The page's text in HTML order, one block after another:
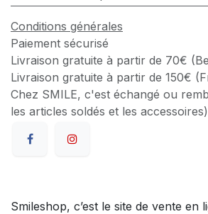
Conditions générales
Paiement sécurisé
Livraison gratuite à partir de 70€
Livraison gratuite à partir de 150€
Chez SMILE, c'est échangé ou
les articles soldés et les accessoires)
Smileshop, c’est le site de vente en